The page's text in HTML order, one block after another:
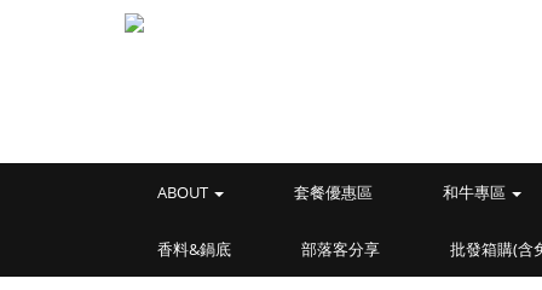
ABOUT 套餐優惠區 和牛專區
香料&鍋底 部落客分享 批發箱購(含